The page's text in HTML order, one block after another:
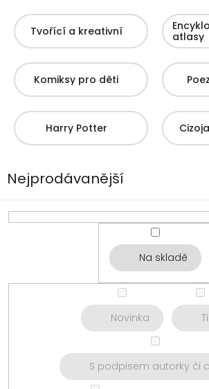
Tvořící a kreativní
atlasy
Komiksy pro děti
Harry Potter
Nejprodávanější
Na skladě
Novinka
S podpisem autorky či